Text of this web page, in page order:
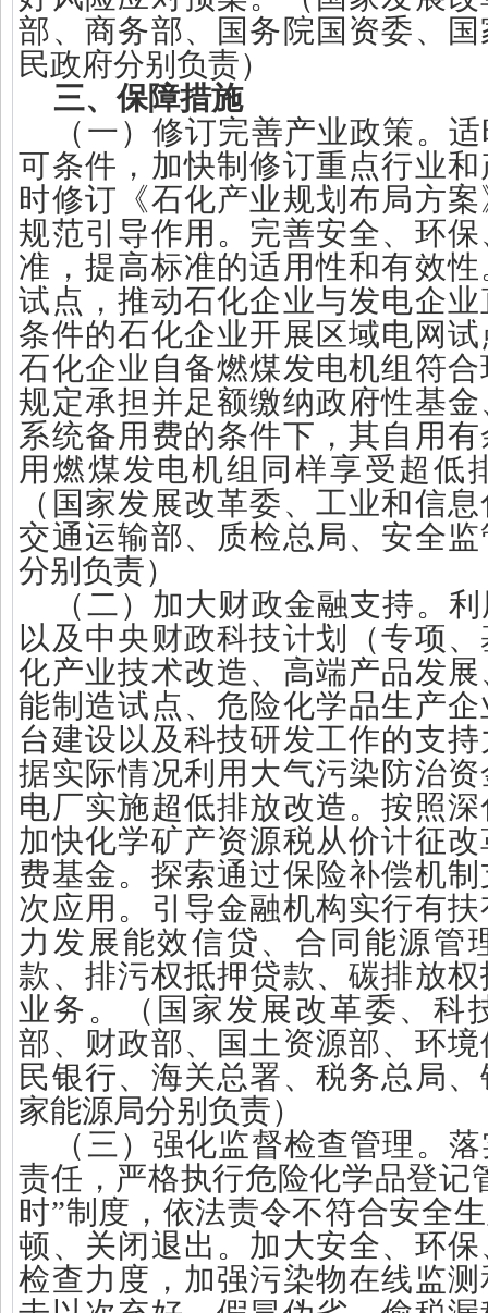
部、商务部、国务院国资委、
民政府分别负责）
三、保障措施
（一）修订完善产业政策。
可条件，加快制修订重点行业
时修订《石化产业规划布局方
规范引导作用。完善安全、环
准，提高标准的适用性和有效
试点，推动石化企业与发电企
条件的石化企业开展区域电网
石化企业自备燃煤发电机组符
规定承担并足额缴纳政府性基
系统备用费的条件下，其自用
用燃煤发电机组同样享受超低
（国家发展改革委、工业和信
交通运输部、质检总局、安全
分别负责）
（二）加大财政金融支持。
以及中央财政科技计划（专项
化产业技术改造、高端产品发
能制造试点、危险化学品生产
台建设以及科技研发工作的支
据实际情况利用大气污染防治
电厂实施超低排放改造。按照
加快化学矿产资源税从价计征
费基金。探索通过保险补偿机
次应用。引导金融机构实行有
力发展能效信贷、合同能源管
款、排污权抵押贷款、碳排放
业务。（国家发展改革委、科
部、财政部、国土资源部、环
民银行、海关总署、税务总局
家能源局分别负责）
（三）强化监督检查管理。
责任，严格执行危险化学品登记
时”制度，依法责令不符合安全
顿、关闭退出。加大安全、环
检查力度，加强污染物在线监